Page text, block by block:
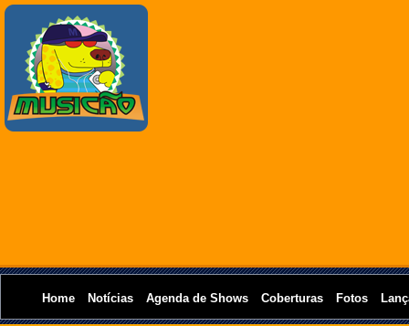
Home Notícias Agenda de Shows Coberturas Fotos